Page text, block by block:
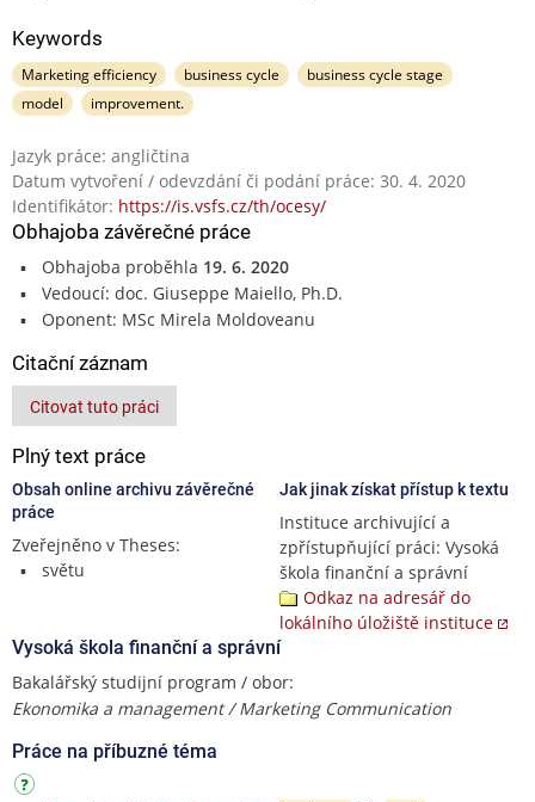
Keywords
Marketing efficiency business cycle
business cycle stage
model
improvement.
Jazyk práce: angličtina
Datum vytvoření / odevzdání či podání práce: 30. 4. 2020
Identifikátor: https://is.vsfs.cz/th/ocesy/
Obhajoba závěrečné práce
Obhajoba proběhla 19. 6. 2020
Vedoucí: doc. Giuseppe Maiello, Ph.D.
Oponent: MSc Mirela Moldoveanu
Citační záznam
Citovat tuto práci
Plný text práce
Obsah online archivu závěrečné
práce
Zveřejněno v Theses:
světu
Jak jinak získat přístup k textu
Instituce archivující a
zpřístupňující práci: Vysoká
škola finanční a správní
Odkaz na adresář do
lokálního úložiště instituce
Vysoká škola finanční a správní
Bakalářský studijní program / obor:
Ekonomika a management / Marketing Communication
Práce na příbuzné téma